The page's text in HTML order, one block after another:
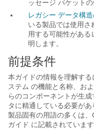
ッセージ パケットの
レガシー データ構
いる製品では使用さ
用する可能性がある
明します。
前提条件
本ガイドの情報を理解す
ステム の機能と名称、お
らのコンポーネントが生
タに精通している必要が
製品固有の用語の多くは
ガイド に記載されています